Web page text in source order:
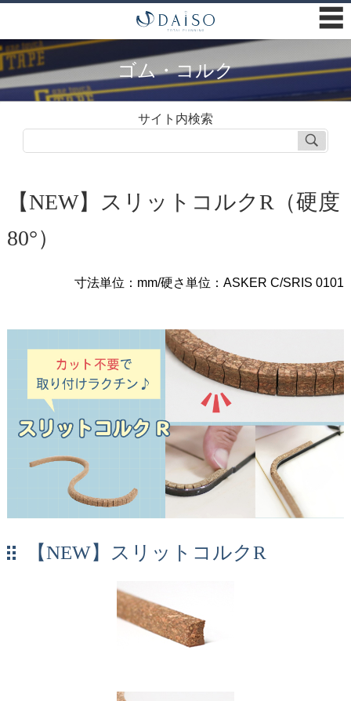
☰
ゴム・コルク
サイト内検索
【NEW】スリットコルクR（硬度
80°）
寸法単位：mm/硬さ単位：ASKER C/SRIS 0101
【NEW】スリットコルクR